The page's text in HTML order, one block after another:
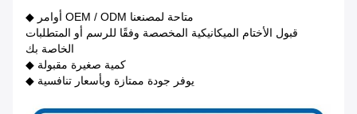
◆ أوامر OEM / ODM متاحة لمصنعنا
قبول الأختام الميكانيكية المخصصة وفقًا للرسم أو المتطلبات
الخاصة بك
◆ كمية صغيرة مقبولة
◆ يوفر جودة ممتازة وبأسعار تنافسية